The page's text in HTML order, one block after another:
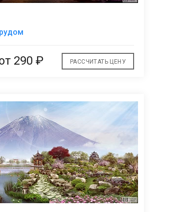
290 ₽ РАССЧИТАТЬ ЦЕНУ